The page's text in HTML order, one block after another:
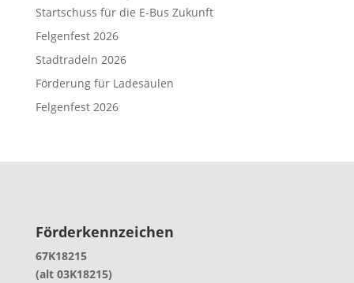
Startschuss für die E-Bus Zukunft
Felgenfest 2026
Stadtradeln 2026
Förderung für Ladesäulen
Felgenfest 2026
Förderkennzeichen
67K18215
(alt 03K18215)